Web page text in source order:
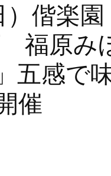
偕楽
福原み
五感で
催